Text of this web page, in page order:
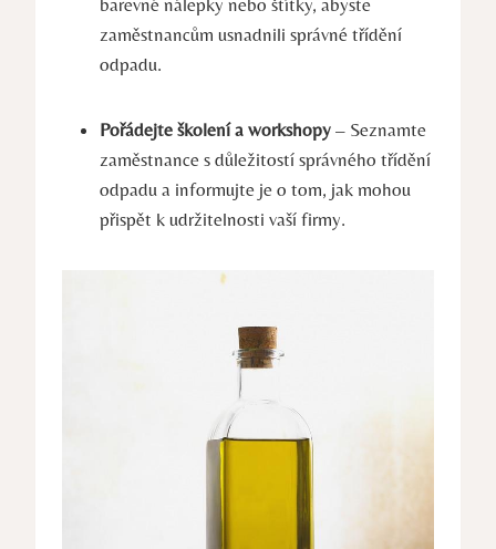
barevné nálepky nebo štítky, abyste
zaměstnancům usnadnili správné třídění
odpadu.
Pořádejte školení a workshopy – Seznamte
zaměstnance s důležitostí správného třídění
odpadu a informujte je o tom, jak mohou
přispět k udržitelnosti vaší firmy.